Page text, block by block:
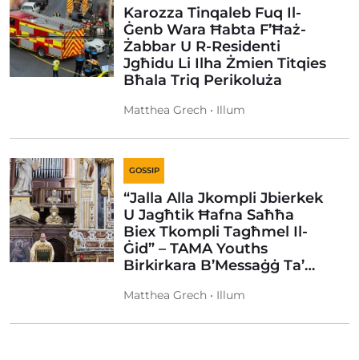
Karozza Tinqaleb Fuq Il-
Ġenb Wara Ħabta F’Ħaż-
Żabbar U R-Residenti
Jgħidu Li Ilha Żmien Titqies
Bħala Triq Perikoluża
Matthea Grech • Illum
GOSSIP
“Jalla Alla Jkompli Jbierkek
U Jagħtik Ħafna Saħħa
Biex Tkompli Tagħmel Il-
Ġid” – TAMA Youths
Birkirkara B’Messaġġ Ta’…
Matthea Grech • Illum